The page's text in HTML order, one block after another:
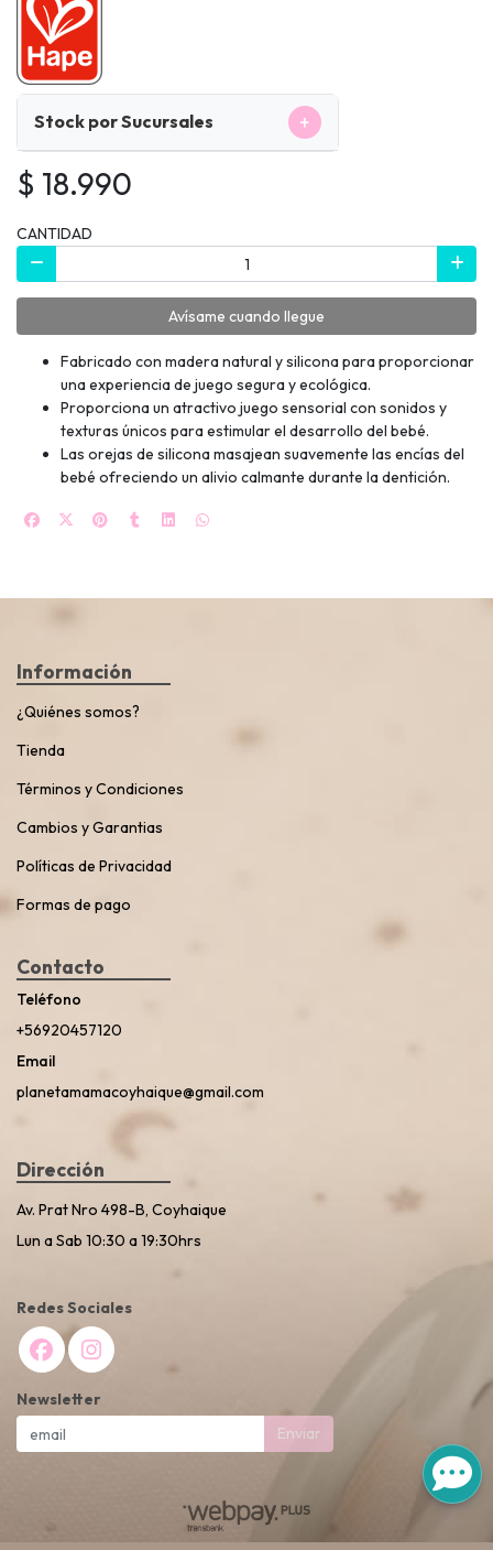
Stock por Sucursales +
$ 18.990
CANTIDAD
Avísame cuando llegue
Fabricado con madera natural y silicona para proporcionar
una experiencia de juego segura y ecológica.
Proporciona un atractivo juego sensorial con sonidos y
texturas únicos para estimular el desarrollo del bebé.
Las orejas de silicona masajean suavemente las encías del
bebé ofreciendo un alivio calmante durante la dentición.
Información
¿Quiénes somos?
Tienda
Términos y Condiciones
Cambios y Garantias
Políticas de Privacidad
Formas de pago
Contacto
Teléfono
+56920457120
Email
planetamamacoyhaique@gmail.com
Dirección
Av. Prat Nro 498-B, Coyhaique
Lun a Sab 10:30 a 19:30hrs
Redes Sociales
Newsletter
Enviar